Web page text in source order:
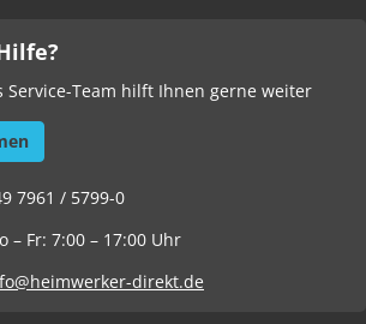
Service-Team hilft Ihnen gerne weiter
7961 / 5799-0
– Fr: 7:00 – 17:00 Uhr
direkt.de